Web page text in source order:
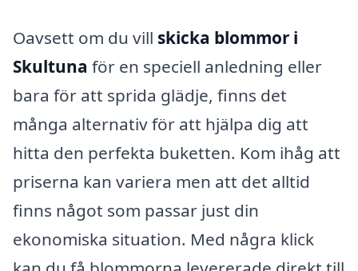
Oavsett om du vill skicka blommor i
Skultuna för en speciell anledning eller
bara för att sprida glädje, finns det
många alternativ för att hjälpa dig att
hitta den perfekta buketten. Kom ihåg att
priserna kan variera men att det alltid
finns något som passar just din
ekonomiska situation. Med några klick